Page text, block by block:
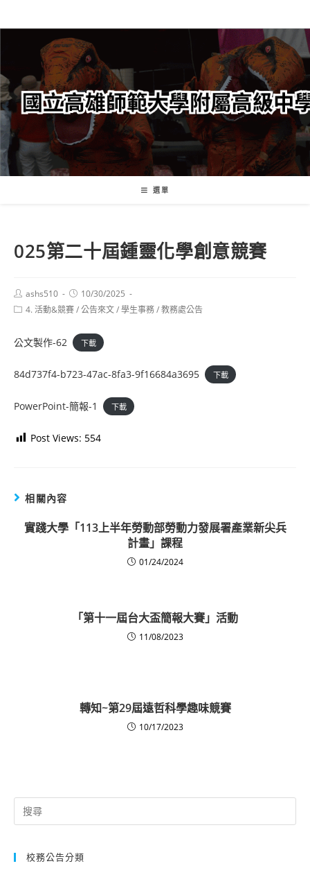
轉
要
內
容
選單
025第二十屆鍾靈化學創意競賽
Post
author:
ashs510
Post
published:
10/30/2025
Post4. 活動&競賽/公告來文/學生事務/教務處公告
公文製作-62 下載
84d737f4-b723-47ac-8fa3-9f16684a3695 下載
PowerPoint-簡報-1 下載
Post Views: 554
相關內容
實踐大學「113上半年勞動部勞動力發展署產業新尖兵
計畫」課程
01/24/2024
「第十一屆台大盃簡報大賽」活動
11/08/2023
轉知~第29屆遠哲科學趣味競賽
10/17/2023
Search
for:
校務公告分類